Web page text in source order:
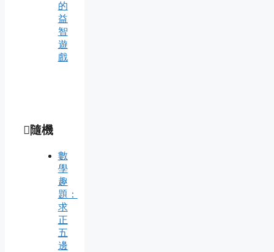
的
益
智
遊
戲
隨機
數
學
趣
題：
求
正
五
邊